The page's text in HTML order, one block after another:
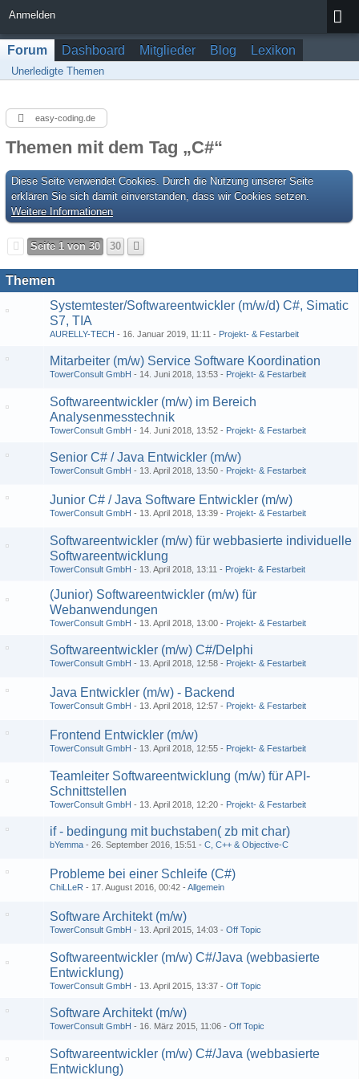
Anmelden
Forum Dashboard Mitglieder Blog Lexikon
Unerledigte Themen
easy-coding.de
Themen mit dem Tag „C#“
Diese Seite verwendet Cookies. Durch die Nutzung unserer Seite
erklären Sie sich damit einverstanden, dass wir Cookies setzen.
Weitere Informationen
Seite 1 von 30 30
Themen
Systemtester/Softwareentwickle​r (m/w/d) C#, Simatic
S7, TIA
AURELLY-TECH 16. Januar 2019, 11:11 Projekt- & Festarbeit
Mitarbeiter (m/w) Service Software Koordination
TowerConsult GmbH 14. Juni 2018, 13:53 Projekt- & Festarbeit
Softwareentwickler (m/w) im Bereich
Analysenmesstechnik
TowerConsult GmbH 14. Juni 2018, 13:52 Projekt- & Festarbeit
Senior C# / Java Entwickler (m/w)
TowerConsult GmbH 13. April 2018, 13:50 Projekt- & Festarbeit
Junior C# / Java Software Entwickler (m/w)
TowerConsult GmbH 13. April 2018, 13:39 Projekt- & Festarbeit
Softwareentwickler (m/w) für webbasierte individuelle
Softwareentwicklung
TowerConsult GmbH 13. April 2018, 13:11 Projekt- & Festarbeit
(Junior) Softwareentwickler (m/w) für
Webanwendungen
TowerConsult GmbH 13. April 2018, 13:00 Projekt- & Festarbeit
Softwareentwickler (m/w) C#/Delphi
TowerConsult GmbH 13. April 2018, 12:58 Projekt- & Festarbeit
Java Entwickler (m/w) - Backend
TowerConsult GmbH 13. April 2018, 12:57 Projekt- & Festarbeit
Frontend Entwickler (m/w)
TowerConsult GmbH 13. April 2018, 12:55 Projekt- & Festarbeit
Teamleiter Softwareentwicklung (m/w) für API-
Schnittstellen
TowerConsult GmbH 13. April 2018, 12:20 Projekt- & Festarbeit
if - bedingung mit buchstaben( zb mit char)
bYemma 26. September 2016, 15:51 C, C++ & Objective-C
Probleme bei einer Schleife (C#)
ChiLLeR 17. August 2016, 00:42 Allgemein
Software Architekt (m/w)
TowerConsult GmbH 13. April 2015, 14:03 Off Topic
Softwareentwickler (m/w) C#/Java (webbasierte
Entwicklung)
TowerConsult GmbH 13. April 2015, 13:37 Off Topic
Software Architekt (m/w)
TowerConsult GmbH 16. März 2015, 11:06 Off Topic
Softwareentwickler (m/w) C#/Java (webbasierte
Entwicklung)